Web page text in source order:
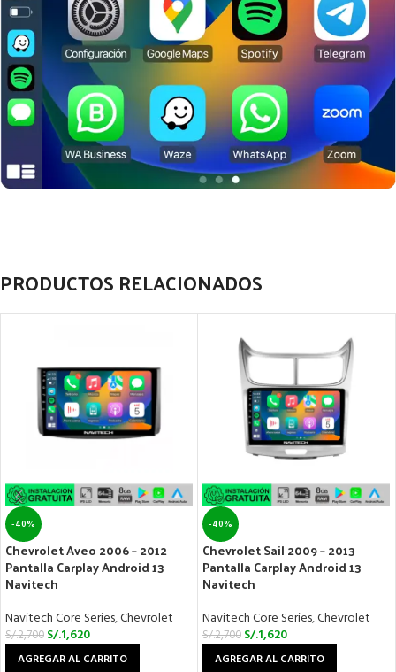
PRODUCTOS RELACIONADOS
-40%
Chevrolet Aveo 2006 – 2012
Pantalla Carplay Android 13
Navitech
Navitech Core Series,Chevrolet
S/.2,700 S/.1,620
AGREGAR AL CARRITO
-40%
Chevrolet Sail 2009 – 2013
Pantalla Carplay Android 13
Navitech
Navitech Core Series,Chevrolet
S/.2,700 S/.1,620
AGREGAR AL CARRITO